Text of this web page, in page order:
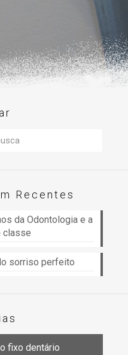
Recentes
da Odontologia e a
classe
sorriso perfeito
fixo dentário